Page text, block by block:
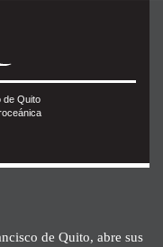
de Quito
de Quito, abre sus